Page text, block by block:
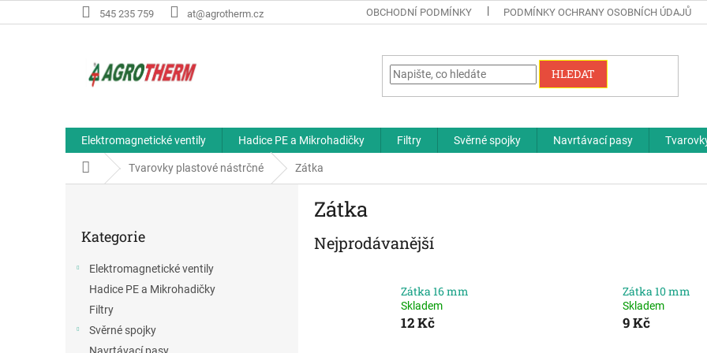
na
545 235 759 at@agrotherm.cz OBCHODNÍ PODMÍNKY PODMÍNKY OCHRANY OSOBNÍCH ÚDAJŮ
HLEDAT
Elektromagnetické ventily Hadice PE a Mikrohadičky Filtry Svěrné spojky Navrtávací pasy
Domů Tvarovky plastové nástrčné Zátka
kategorie
Kategorie
Elektromagnetické ventily
Hadice PE a Mikrohadičky
Filtry
Svěrné spojky
Zátka
Nejprodávanější
Zátka 16 mm
Skladem
12 Kč
Zátka 10 mm
Skladem
9 Kč